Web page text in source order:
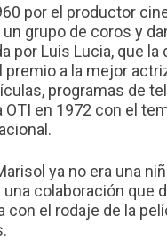
por el productor
grupo de coros y
por Luis Lucia, que la
premio a la mejor
programas de
OTI en 1972 con el
ya no era una
colaboración que
con el rodaje de la